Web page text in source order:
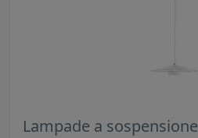
Lampade a sospensione